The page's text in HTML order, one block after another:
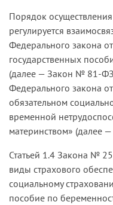
Порядок
регулируется
Федерального закона
государственных
(далее — Закон № 81-
Федерального закона
обязательном
временной
материнством» (далее
Статьей 1.4 Закона №
виды страхового
социальному
пособие по